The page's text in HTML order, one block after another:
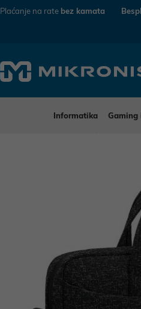
Plaćanje na rate bez kamata
Informatika Gaming